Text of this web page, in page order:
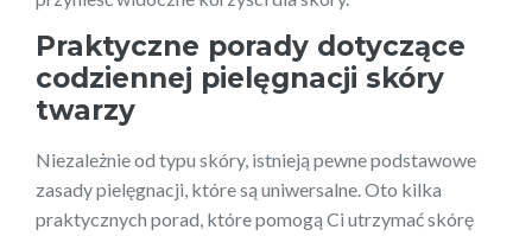
Praktyczne porady dotyczące
codziennej pielęgnacji skóry
twarzy
Niezależnie od typu skóry, istnieją pewne podstawowe
zasady pielęgnacji, które są uniwersalne. Oto kilka
praktycznych porad, które pomogą Ci utrzymać skórę